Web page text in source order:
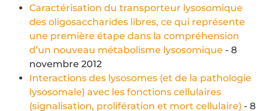
Caractérisation du transporteur lysosomique
des oligosaccharides libres, ce qui représente
une première étape dans la compréhension
d’un nouveau métabolisme lysosomique - 8
novembre 2012
Interactions des lysosomes (et de la pathologie
lysosomale) avec les fonctions cellulaires
(signalisation, prolifération et mort cellulaire) - 8